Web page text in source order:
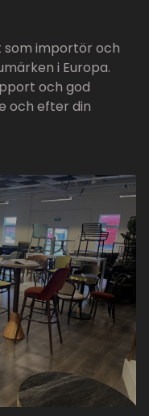
som importör och
i Europa.
och god
och efter din